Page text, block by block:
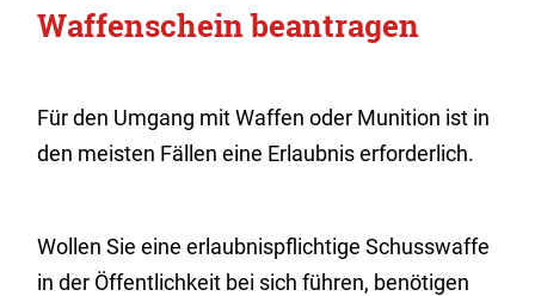
Waffenschein beantragen
Für den Umgang mit Waffen oder Munition ist in
den meisten Fällen eine Erlaubnis erforderlich.
Wollen Sie eine erlaubnispflichtige Schusswaffe
in der Öffentlichkeit bei sich führen, benötigen